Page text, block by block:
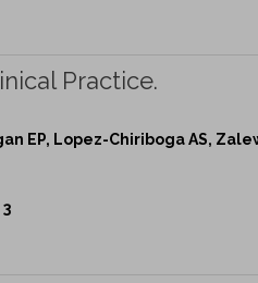
Practice.
EP, Lopez-Chiriboga AS,